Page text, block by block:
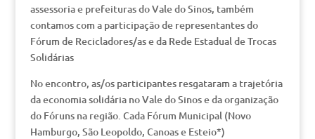
assessoria e prefeituras do Vale do Sinos, também
contamos com a participação de representantes do
Fórum de Recicladores/as e da Rede Estadual de Trocas
Solidárias
No encontro, as/os participantes resgataram a trajetória
da economia solidária no Vale do Sinos e da organização
do Fóruns na região. Cada Fórum Municipal (Novo
Hamburgo, São Leopoldo, Canoas e Esteio*)